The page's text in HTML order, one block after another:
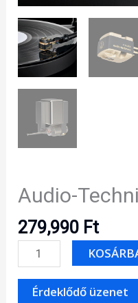
Audio-
279,990 Ft
Audio-
Technica
AT33xMLD